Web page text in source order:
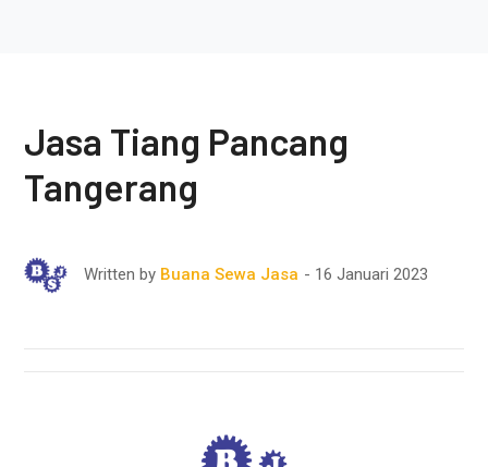
Jasa Tiang Pancang
Tangerang
Written by Buana Sewa Jasa 16 Januari 2023